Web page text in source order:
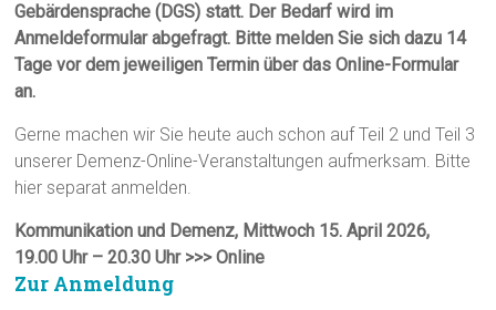
Gebärdensprache (DGS) statt. Der Bedarf wird im
Anmeldeformular abgefragt. Bitte melden Sie sich dazu 14
Tage vor dem jeweiligen Termin über das Online-Formular
an.
Gerne machen wir Sie heute auch schon auf Teil 2 und Teil 3
unserer Demenz-Online-Veranstaltungen aufmerksam. Bitte
hier separat anmelden.
Kommunikation und Demenz, Mittwoch 15. April 2026,
19.00 Uhr – 20.30 Uhr >>> Online
Zur Anmeldung